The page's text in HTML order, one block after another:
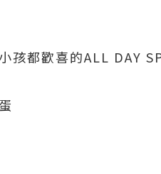
孩都歡喜的ALL DAY